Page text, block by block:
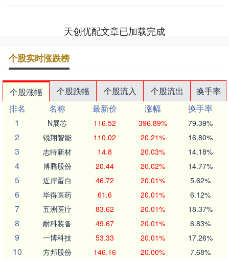
天创优配文章已加载完成
个股实时涨跌榜
个股涨幅 个股跌幅 个股流入 个股流出
换手率
排名
名称 最新价 涨幅
换手率
1
N展芯 116.52 396.89% 79.39%
2 锐翔智能 110.02 20.21% 16.80%
3 志特新材 14.8 20.03% 14.18%
4 博腾股份 20.44 20.02% 14.77%
5 近岸蛋白 46.72 20.01% 5.62%
6 毕得医药 61.6 20.01% 6.12%
7 五洲医疗 83.62 20.01% 18.37%
8 耐科装备 49.67 20.01% 6.83%
9 一博科技 53.33 20.01% 17.26%
10 方邦股份 146.16 20.00% 7.68%